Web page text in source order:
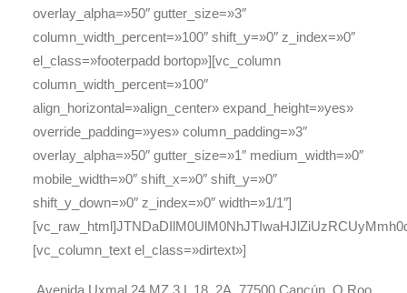
overlay_alpha=»50″ gutter_size=»3″
column_width_percent=»100″ shift_y=»0″ z_index=»0″
el_class=»footerpadd bortop»][vc_column
column_width_percent=»100″
align_horizontal=»align_center» expand_height=»yes»
override_padding=»yes» column_padding=»3″
overlay_alpha=»50″ gutter_size=»1″ medium_width=»0″
mobile_width=»0″ shift_x=»0″ shift_y=»0″
shift_y_down=»0″ z_index=»0″ width=»1/1″]
[vc_column_text el_class=»dirtext»]
Avenida Uxmal 24 MZ 3 L 18, 2A, 77500 Cancún, Q.Roo